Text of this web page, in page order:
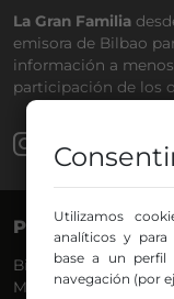
La Gran Familia
emisora de Bilbao
información a
participación de los
PROGRAMAS
Bilbosport
Más Música
Utilizamos
analíticos y para
base a un perfil
navegación (por